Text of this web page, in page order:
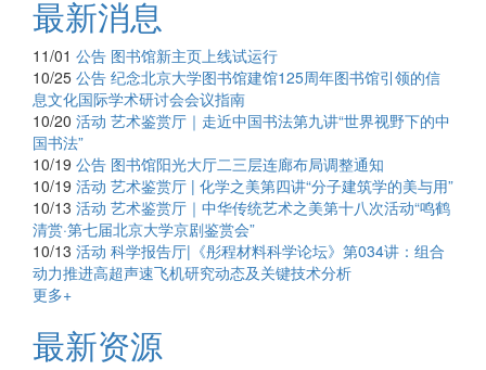
最新消息
11/01 公告 图书馆新主页上线试运行
10/25 公告 纪念北京大学图书馆建馆125周年图书馆引领的信
息文化国际学术研讨会会议指南
10/20 活动 艺术鉴赏厅｜走近中国书法第九讲“世界视野下的中
国书法”
10/19 公告 图书馆阳光大厅二三层连廊布局调整通知
10/19 活动 艺术鉴赏厅 | 化学之美第四讲“分子建筑学的美与用”
10/13 活动 艺术鉴赏厅｜中华传统艺术之美第十八次活动“鸣鹤
清赏·第七届北京大学京剧鉴赏会”
10/13 活动 科学报告厅|《彤程材料科学论坛》第034讲：组合
动力推进高超声速飞机研究动态及关键技术分析
更多+
最新资源